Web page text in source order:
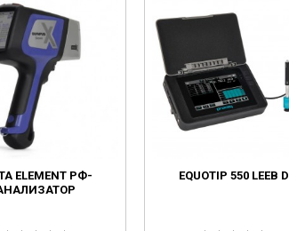
ELEMENT РФ-
EQUOTIP 550 LEEB D